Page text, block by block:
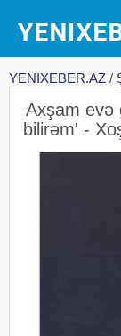
YENIXEBER.AZ /
Axşam evə
bilirəm' -